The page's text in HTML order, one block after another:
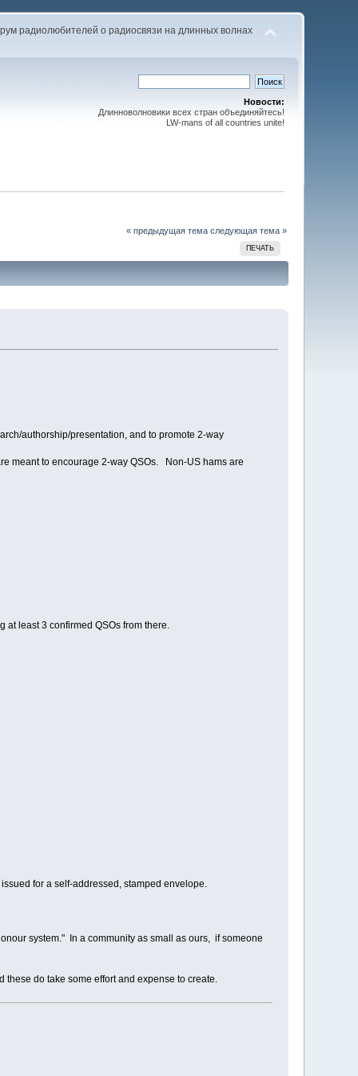
радиолюбителей о радиосвязи на длинных волнах
Новости:
Длинноволновики всех стран объединяйтесь!
LW-mans of all countries unite!
« предыдущая тема следующая тема »
ПЕЧАТЬ
authorship/presentation, and to promote 2-way
meant to encourage 2-way QSOs. Non-US hams are
at least 3 confirmed QSOs from there.
for a self-addressed, stamped envelope.
system." In a community as small as ours, if someone
these do take some effort and expense to create.